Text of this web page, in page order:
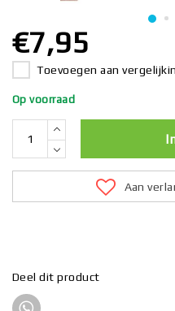
€7,95
Toevoegen aan
Op voorraad
Aan
Deel dit product